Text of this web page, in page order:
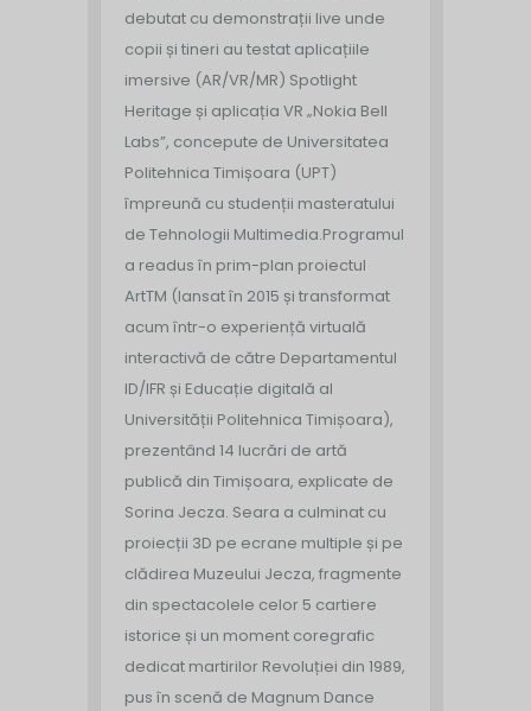
debutat cu demonstrații live unde
copii și tineri au testat aplicațiile
imersive (AR/VR/MR) Spotlight
Heritage și aplicația VR „Nokia Bell
Labs”, concepute de Universitatea
Politehnica Timișoara (UPT)
împreună cu studenții masteratului
de Tehnologii Multimedia.Programul
a readus în prim-plan proiectul
ArtTM (lansat în 2015 și transformat
acum într-o experiență virtuală
interactivă de către Departamentul
ID/IFR și Educație digitală al
Universității Politehnica Timișoara),
prezentând 14 lucrări de artă
publică din Timișoara, explicate de
Sorina Jecza. Seara a culminat cu
proiecții 3D pe ecrane multiple și pe
clădirea Muzeului Jecza, fragmente
din spectacolele celor 5 cartiere
istorice și un moment coregrafic
dedicat martirilor Revoluției din 1989,
pus în scenă de Magnum Dance